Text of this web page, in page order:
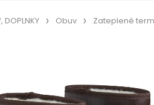
DOPLNKY Obuv Zateplené